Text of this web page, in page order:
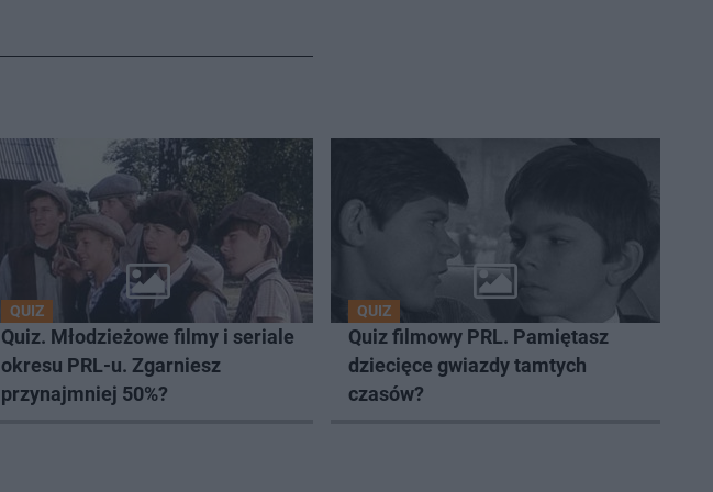
QUIZ
Quiz. Młodzieżowe filmy i seriale
okresu PRL-u. Zgarniesz
przynajmniej 50%?
QUIZ
Quiz filmowy PRL. Pamiętasz
dziecięce gwiazdy tamtych
czasów?